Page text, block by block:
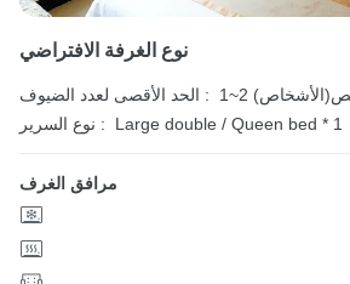
نوع الغرفة الافتراضي
الحد الأقصى لعدد الضيوف :
نوع السرير :
Large double / Queen bed * 1
مرافق الغرف